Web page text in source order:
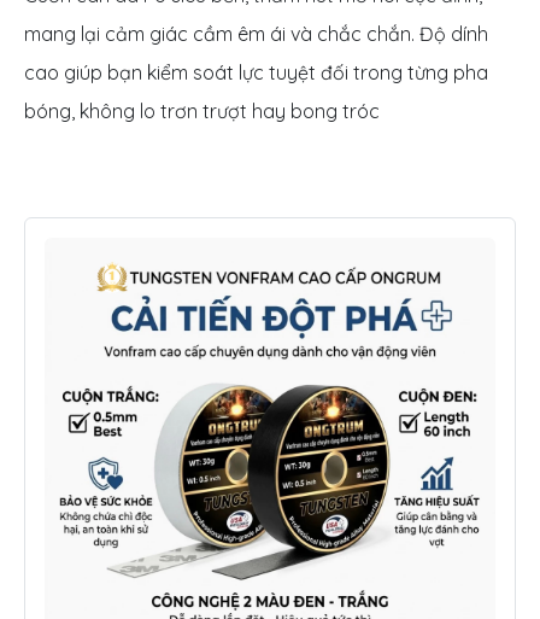
mang lại cảm giác cầm êm ái và chắc chắn. Độ dính
cao giúp bạn kiểm soát lực tuyệt đối trong từng pha
bóng, không lo trơn trượt hay bong tróc